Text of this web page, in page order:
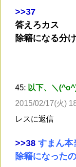
>>37
答えろカス
除籍になる分
45: 以下、＼
2015/02/17(火)
レスに返信
>>38 すまん本
除籍になった